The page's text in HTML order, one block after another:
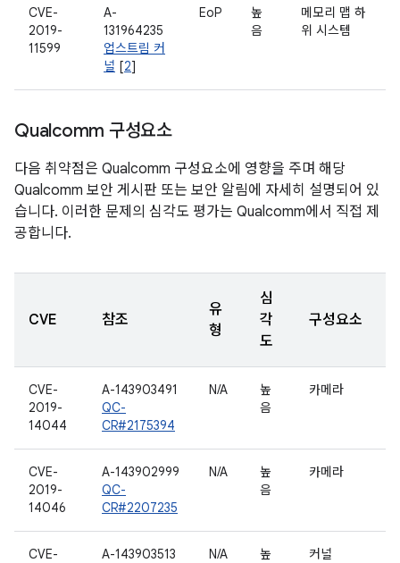
CVE-
2019-
11599
A-
131964235
업스트림 커
널 [2]
EoP
높
음
메모리 맵 하
위 시스템
Qualcomm 구성요소
다음 취약점은 Qualcomm 구성요소에 영향을 주며 해당
Qualcomm 보안 게시판 또는 보안 알림에 자세히 설명되어 있
습니다. 이러한 문제의 심각도 평가는 Qualcomm에서 직접 제
공합니다.
CVE 참조
유
형
심
각
도
구성요소
CVE-
2019-
14044
A-143903491
QC-
CR#2175394
N/A
높
음
카메라
CVE-
2019-
14046
A-143902999
QC-
CR#2207235
N/A
높
음
카메라
CVE-
A-143903513
N/A
높
커널